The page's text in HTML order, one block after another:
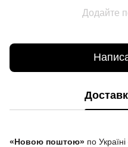
Додайте
«Новою поштою» по